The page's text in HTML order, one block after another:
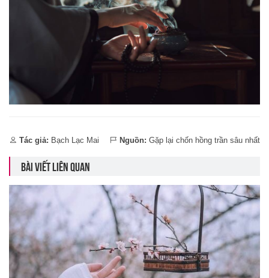
Tác giả: Bạch Lạc Mai Nguồn: Gặp lại chốn hồng trần sâu nhất
BÀI VIẾT LIÊN QUAN